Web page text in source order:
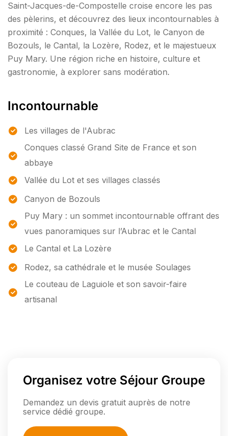
Saint-Jacques-de-Compostelle croise encore les pas
des pèlerins, et découvrez des lieux incontournables à
proximité : Conques, la Vallée du Lot, le Canyon de
Bozouls, le Cantal, la Lozère, Rodez, et le majestueux
Puy Mary. Une région riche en histoire, culture et
gastronomie, à explorer sans modération.
Incontournable
Les villages de l'Aubrac
Conques classé Grand Site de France et son
abbaye
Vallée du Lot et ses villages classés
Canyon de Bozouls
Puy Mary : un sommet incontournable offrant des
vues panoramiques sur l’Aubrac et le Cantal
Le Cantal et La Lozère
Rodez, sa cathédrale et le musée Soulages
Le couteau de Laguiole et son savoir-faire
artisanal
Organisez votre Séjour Groupe
Demandez un devis gratuit auprès de notre
service dédié groupe.